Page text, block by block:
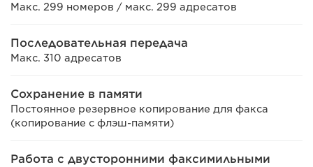
Макс. 299 номеров / макс. 299 адресатов
Последовательная передача
Макс. 310 адресатов
Сохранение в памяти
Постоянное резервное копирование для факса
(копирование с флэш-памяти)
Работа с двусторонними факсимильными